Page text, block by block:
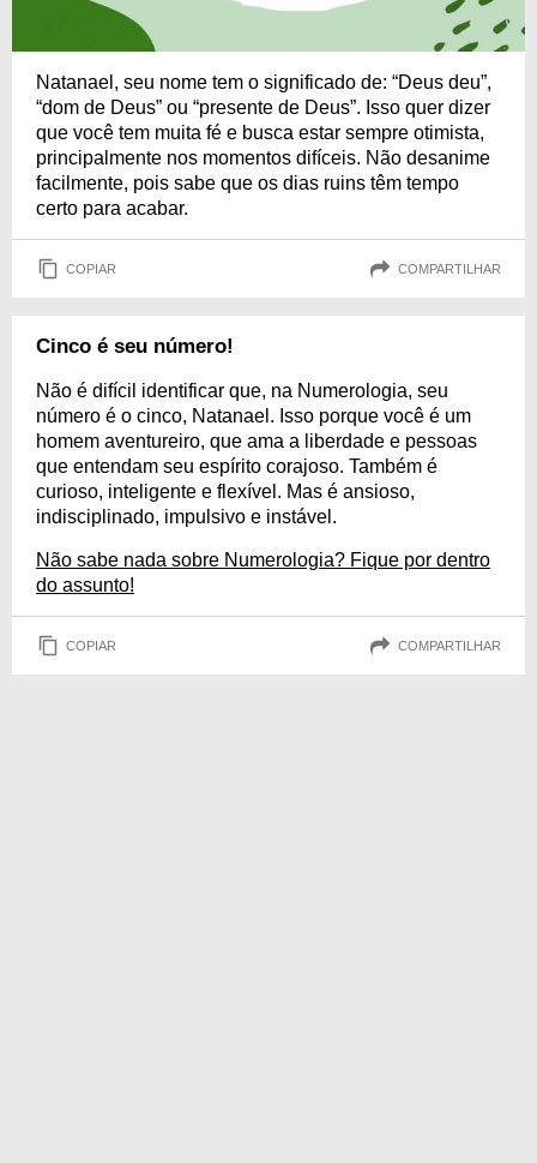
Natanael, seu nome tem o significado de: “Deus deu”,
“dom de Deus” ou “presente de Deus”. Isso quer dizer
que você tem muita fé e busca estar sempre otimista,
principalmente nos momentos difíceis. Não desanime
facilmente, pois sabe que os dias ruins têm tempo
certo para acabar.
COPIAR COMPARTILHAR
Cinco é seu número!
Não é difícil identificar que, na Numerologia, seu
número é o cinco, Natanael. Isso porque você é um
homem aventureiro, que ama a liberdade e pessoas
que entendam seu espírito corajoso. Também é
curioso, inteligente e flexível. Mas é ansioso,
indisciplinado, impulsivo e instável.
Não sabe nada sobre Numerologia? Fique por dentro
do assunto!
COPIAR COMPARTILHAR